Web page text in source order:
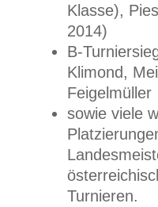
Klasse),
2014)
B-
Klimond,
Feigelmüller
sowie viele
Turnieren.